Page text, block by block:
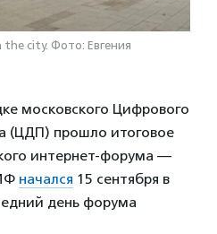
city. Фото: Евгения
московского Цифрового
(ЦДП) прошло итоговое
интернет-форума —
начался 15 сентября в
день форума